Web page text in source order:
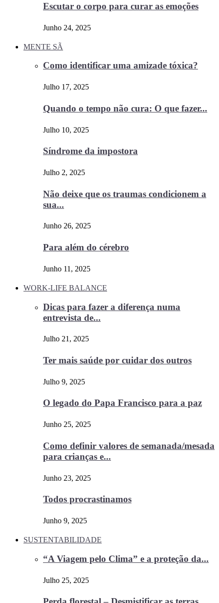
Escutar o corpo para curar as emoções
Junho 24, 2025
MENTE SÃ
Como identificar uma amizade tóxica?
Julho 17, 2025
Quando o tempo não cura: O que fazer...
Julho 10, 2025
Síndrome da impostora
Julho 2, 2025
Não deixe que os traumas condicionem a
sua...
Junho 26, 2025
Para além do cérebro
Junho 11, 2025
WORK-LIFE BALANCE
Dicas para fazer a diferença numa
entrevista de...
Julho 21, 2025
Ter mais saúde por cuidar dos outros
Julho 9, 2025
O legado do Papa Francisco para a paz
Junho 25, 2025
Como definir valores de semanada/mesada
para crianças e...
Junho 23, 2025
Todos procrastinamos
Junho 9, 2025
SUSTENTABILIDADE
“A Viagem pelo Clima” e a proteção da...
Julho 25, 2025